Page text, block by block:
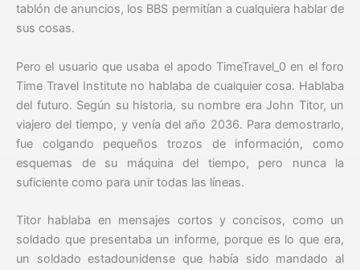
tablón de anuncios, los BBS permitían a cualquiera hablar de
sus cosas.
Pero el usuario que usaba el apodo TimeTravel_0 en el foro
Time Travel Institute no hablaba de cualquier cosa. Hablaba
del futuro. Según su historia, su nombre era John Titor, un
viajero del tiempo, y venía del año 2036. Para demostrarlo,
fue colgando pequeños trozos de información, como
esquemas de su máquina del tiempo, pero nunca la
suficiente como para unir todas las líneas.
Titor hablaba en mensajes cortos y concisos, como un
soldado que presentaba un informe, porque es lo que era,
un soldado estadounidense que había sido mandado al